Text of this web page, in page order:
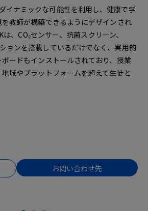
イナミックな可能性を利用し、健康で学
教師が構築できるようにデザインされ
、CO₂センサー、抗菌スクリーン、
ョンを搭載しているだけでなく、実用的
ードもインストールされており、授業
域やプラットフォームを超えて生徒と
お問い合わせ先